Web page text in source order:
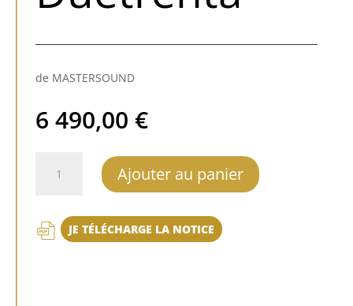
de MASTERSOUND
6 490,00 €
Duetrenta
Ajouter au panier
JE TÉLÉCHARGE LA NOTICE